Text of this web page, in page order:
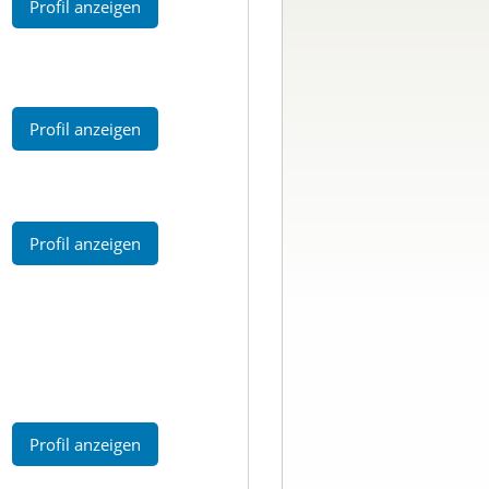
Profil anzeigen
Profil anzeigen
Profil anzeigen
Profil anzeigen